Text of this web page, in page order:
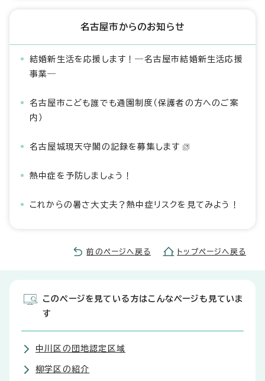
名古屋市からのお知らせ
結婚新生活を応援します！―名古屋市結婚新生活応援
事業―
名古屋市こども誰でも通園制度（保護者の方へのご案
内）
名古屋城現天守閣の記録を募集します
熱中症を予防しましょう！
これからの暑さ大丈夫？熱中症リスクを見てみよう！
前のページへ戻る トップページへ戻る
このページを見ている方はこんなページも見ていま
す
中川区の団地認定区域
柳学区の紹介